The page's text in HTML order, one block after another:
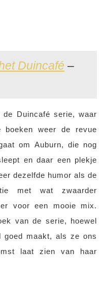
Duincafé –
Duincafé serie, waar
boeken weer de revue
om Auburn, die nog
en daar een plekje
dezelfde humor als de
met wat zwaarder
voor een mooie mix.
van de serie, hoewel
goed maakt, als ze ons
laat zien van haar